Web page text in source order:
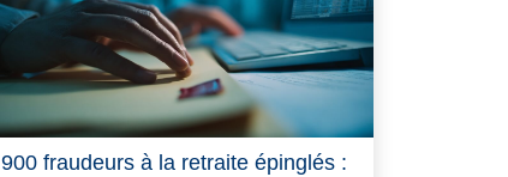
900 fraudeurs à la retraite épinglés :